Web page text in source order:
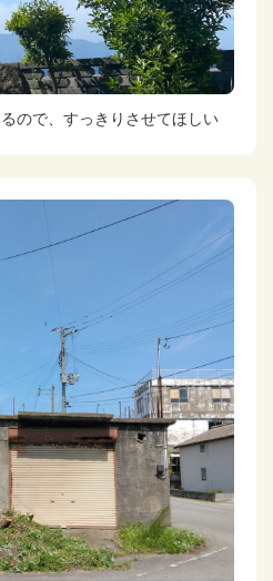
ので、すっきりさせてほしい